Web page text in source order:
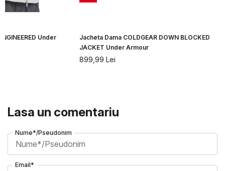
Under
Jacheta Dama COLDGEAR DOWN BLOCKED
JACKET Under Armour
899,99 Lei
Lasa un comentariu
Nume*/Pseudonim
Email*